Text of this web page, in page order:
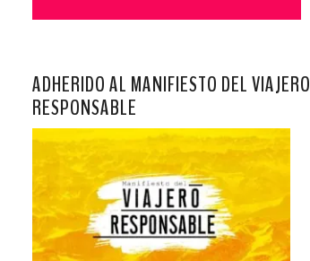
ADHERIDO AL MANIFIESTO DEL VIAJERO
RESPONSABLE